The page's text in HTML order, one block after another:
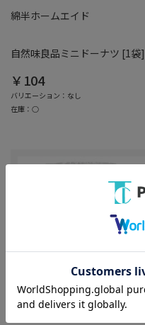
綿半ホームエイド
自然味良品ミニドーナツ [1袋]
￥104
バリエーション：なし
在庫：○
綿半ホームエイド